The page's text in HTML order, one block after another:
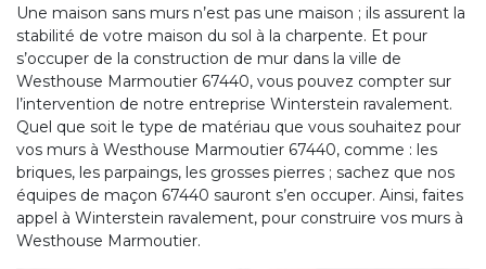
Une maison sans murs n’est pas une maison ; ils assurent la
stabilité de votre maison du sol à la charpente. Et pour
s’occuper de la construction de mur dans la ville de
Westhouse Marmoutier 67440, vous pouvez compter sur
l’intervention de notre entreprise Winterstein ravalement.
Quel que soit le type de matériau que vous souhaitez pour
vos murs à Westhouse Marmoutier 67440, comme : les
briques, les parpaings, les grosses pierres ; sachez que nos
équipes de maçon 67440 sauront s’en occuper. Ainsi, faites
appel à Winterstein ravalement, pour construire vos murs à
Westhouse Marmoutier.